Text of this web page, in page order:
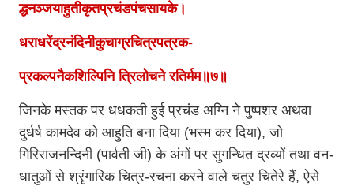
द्धनञ्जयाहुतीकृतप्रचंडपंचसायके।
धराधरेंद्रनंदिनीकुचाग्रचित्रपत्रक-
प्रकल्पनैकशिल्पिनि त्रिलोचने रतिर्मम॥७॥
जिनके मस्तक पर धधकती हुई प्रचंड अग्नि ने पुष्पशर अथवा
दुर्धर्ष कामदेव को आहुति बना दिया (भस्म कर दिया), जो
गिरिराजनन्दिनी (पार्वती जी) के अंगों पर सुगन्धित द्रव्यों तथा वन-
धातुओं से श्रृंगारिक चित्र-रचना करने वाले चतुर चितेरे हैं, ऐसे